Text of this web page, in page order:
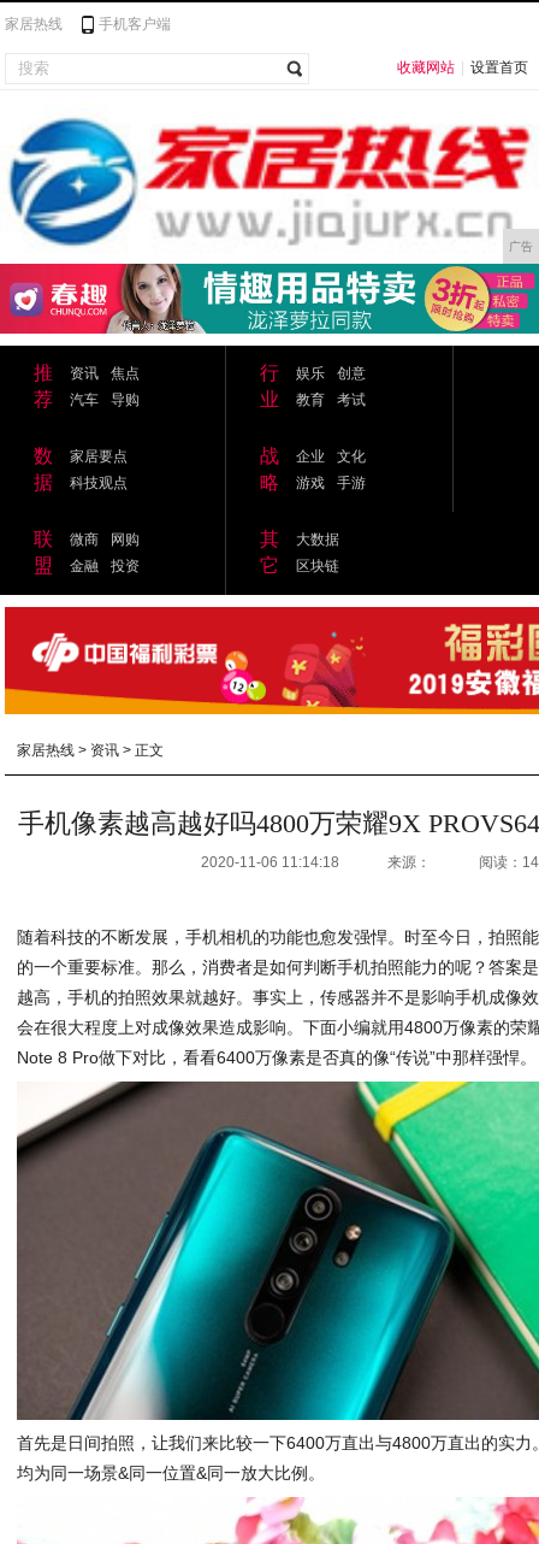
家居热线 手机客户端
收藏网站 设置首页
广告
推
荐
资讯
焦点
汽车
导购
行
业
娱乐
创意
教育
考试
数
据
家居要点
科技观点
战
略
企业
文化
游戏
手游
联
盟
微商
网购
金融
投资
其
它
大数据
区块链
家居热线 > 资讯 > 正文
手机像素越高越好吗4800万荣耀9X
2020-11-06 11:14:18 来源： 阅读：
随着科技的不断发展，手机相机的功能也愈发强悍。时至今日，拍照
的一个重要标准。那么，消费者是如何判断手机拍照能力的呢？答案
越高，手机的拍照效果就越好。事实上，传感器并不是影响手机成像
会在很大程度上对成像效果造成影响。下面小编就用4800万像素的荣
Note 8 Pro做下对比，看看6400万像素是否真的像“传说”中那样强悍。
首先是日间拍照，让我们来比较一下6400万直出与4800万直出的实
均为同一场景&同一位置&同一放大比例。